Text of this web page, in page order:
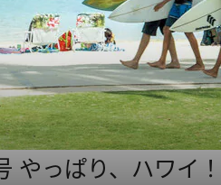
やっぱり、ハワイ